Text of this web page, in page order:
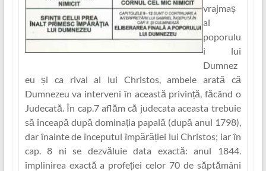
vrajmaș
al
poporulu
i lui
Dumnez
eu și ca rival al lui Christos, ambele arată că
Dumnezeu va interveni în această privinț‏ă, făcând o
Judecată. În cap.7 aflăm că judecata aceasta trebuie
să înceapă după domina‏ția papală (după anul 1798),
dar înainte de începutul împărăț‏iei lui Christos; iar în
cap. 8 ni se dezvăluie data exactă: anul 1844.
împlinirea exactă a profeț‏iei celor 70 de săptămâni